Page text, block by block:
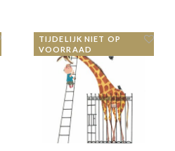
TIJDELIJK NIET OP
VOORRAAD